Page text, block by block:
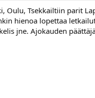
Oulu, Tsekkailtiin parit
hienoa lopettaa
jne. Ajokauden